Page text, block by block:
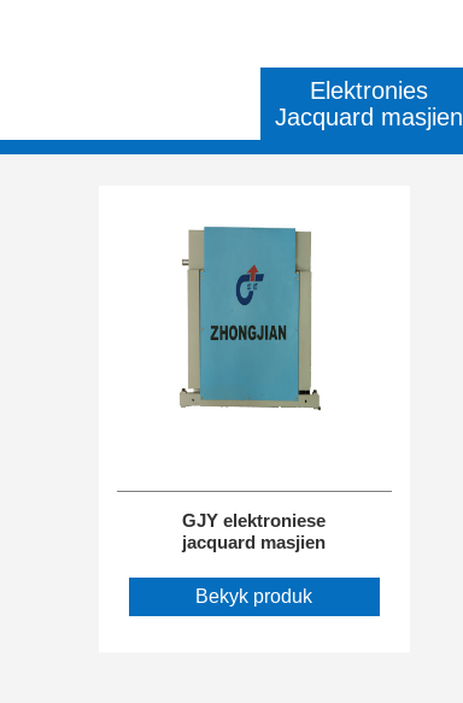
Elektronies
Jacquard masjien
GJY elektroniese
jacquard masjien
Bekyk produk